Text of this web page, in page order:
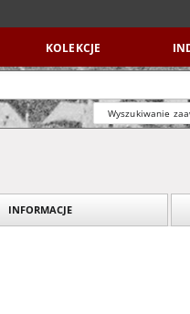
KOLEKCJE
Wyszukiwanie
INFORMACJE